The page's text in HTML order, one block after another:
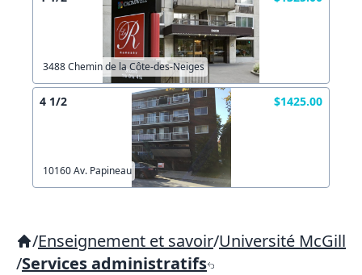
3488 Chemin de la Côte-des-Neiges
4 1/2 $1425.00
10160 Av. Papineau
/Enseignement et savoir/Université McGill
/Services administratifs